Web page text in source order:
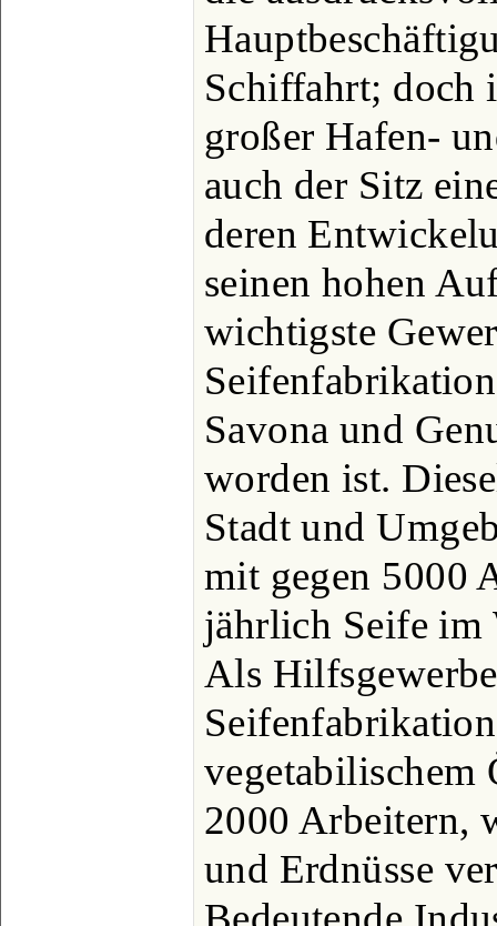
Schiffahrt; doch
großer Hafen-
auch der Sitz
deren
seinen hohen
wichtigste
Savona und
worden ist.
Stadt und
mit gegen 5000
jährlich Seife
Als
2000 Arbeitern,
und Erdnüsse